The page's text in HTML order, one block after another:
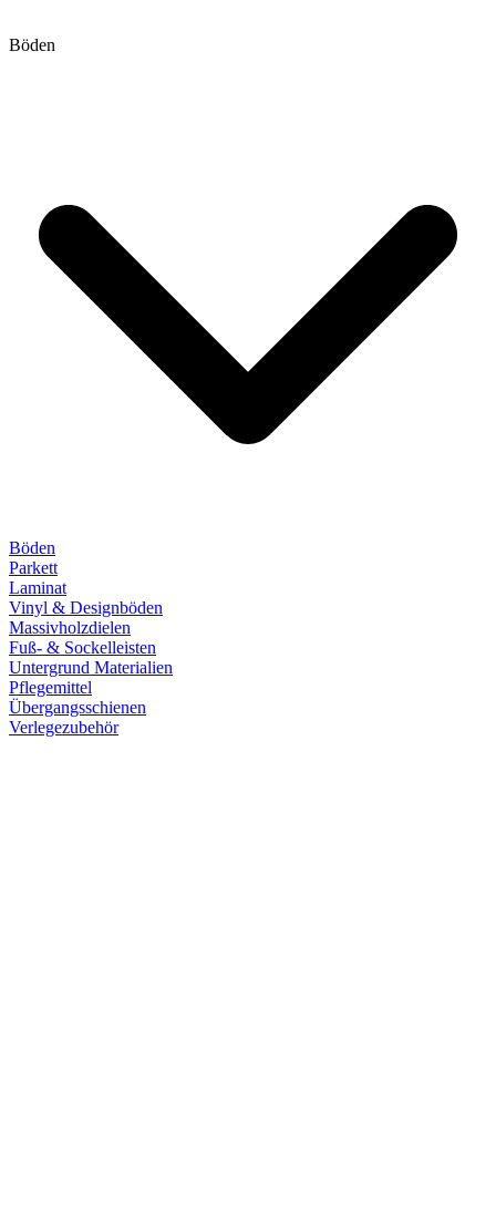
Böden
Böden
Parkett
Laminat
Vinyl & Designböden
Massivholzdielen
Fuß- & Sockelleisten
Untergrund Materialien
Pflegemittel
Übergangsschienen
Verlegezubehör